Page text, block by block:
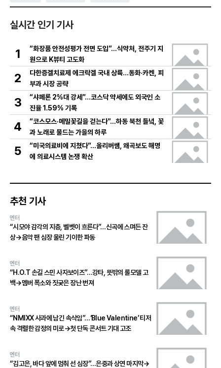
실시간 인기 기사
1
“화장품 안전성평가 전면 도입”…식약처, 전주기 지
원으로 K뷰티 고도화
2
다한증겔치료제 에크락겔 국내 상륙…동화·카켄, 피
부과 시장 공략
3
“샤페론 2%대 강세”…코스닥 약세에도 외국인 소
진율 1.59% 기록
4
“코스모스·메밀꽃길을 걷는다”…하동 북천 들녘, 꽃
과 노래로 물드는 가을의 하루
5
“미국의료비에 지쳤다”…올리버쌤, 왜곡보도 해명
에 의료시스템 논쟁 확산
추천 기사
엔터
“시모야 감각의 지층, 벨벳이 흐른다”…신곡에 스며든 잔
상→음악 팬 심장 울린 기이한 파동
엔터
“H.O.T 손길 스민 사자보이즈”…강타, 뜻밖의 롤모델 고
백→멤버 폭소와 짓궂은 장난 번져
엔터
“NMIXX 사과에 남긴 속삭임”…‘Blue Valentine’ 티저
속 격렬한 감정의 미로→첫 단독 콘서트 기대 고조
엔터
“김고은, 바다 앞에 멈춰 선 심장”…은중과 상연 마지막→